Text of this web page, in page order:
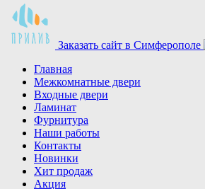
Заказать сайт в Симферополe
Главная
Межкомнатные двери
Входные двери
Ламинат
Фурнитура
Наши работы
Контакты
Новинки
Хит продаж
Акция